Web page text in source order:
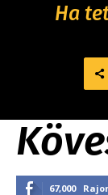
Ha
67,000